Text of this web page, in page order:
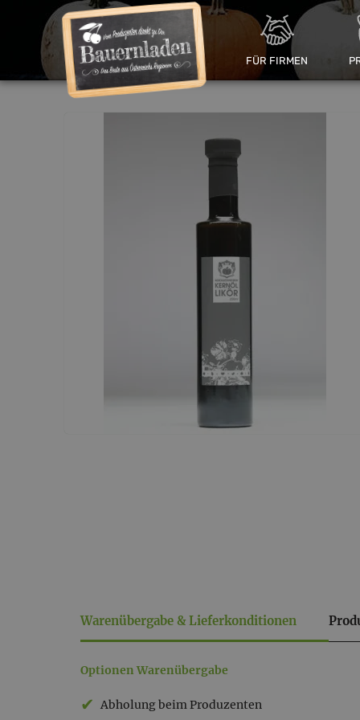
FÜR FIRMEN
Warenübergabe & Lieferkonditionen
Warenübergabe
&
Optionen Warenübergabe
Abholung beim Produzenten